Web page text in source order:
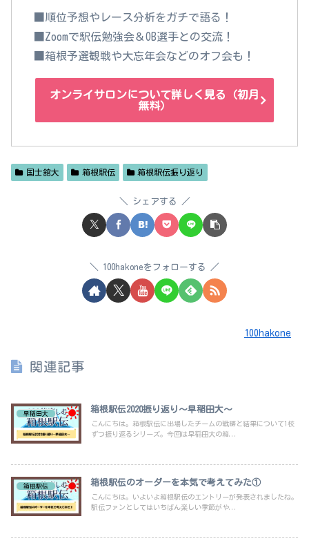
■順位予想やレース分析をガチで語る！
■Zoomで駅伝勉強会＆OB選手との交流！
■箱根予選観戦や大忘年会などのオフ会も！
オンライサロンについて詳しく見る（初月
無料）
国士舘大 箱根駅伝 箱根駅伝振り返り
シェアする
100hakoneをフォローする
100hakone
関連記事
早稲田大 箱根駅伝2020振り返り～早稲田大～
こんにちは。箱根駅伝に出場したチームの戦略と結果について1校
ずつ振り返るシリーズ。今回は早稲田大の箱...
箱根駅伝 箱根駅伝のオーダーを本気で考えてみた①
こんにちは。いよいよ箱根駅伝のエントリーが発表されましたね。
駅伝ファンとしてはいちばん楽しい季節がや...